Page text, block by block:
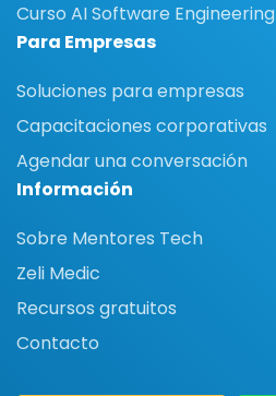
Curso AI Software Engineering
Para Empresas
Soluciones para empresas
Capacitaciones corporativas
Agendar una conversación
Información
Sobre Mentores Tech
Zeli Medic
Recursos gratuitos
Contacto